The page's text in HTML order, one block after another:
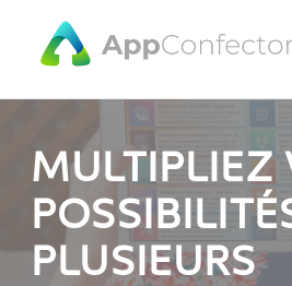
MULTIPLIEZ
PLUSIEURS